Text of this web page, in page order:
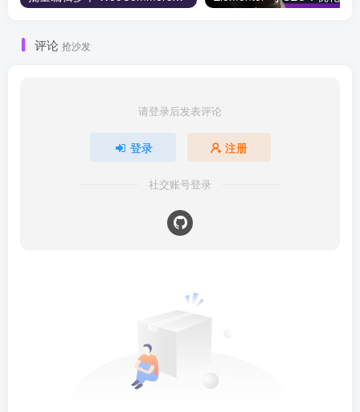
评论 抢沙发
请登录后发表评论
登录 注册
社交账号登录